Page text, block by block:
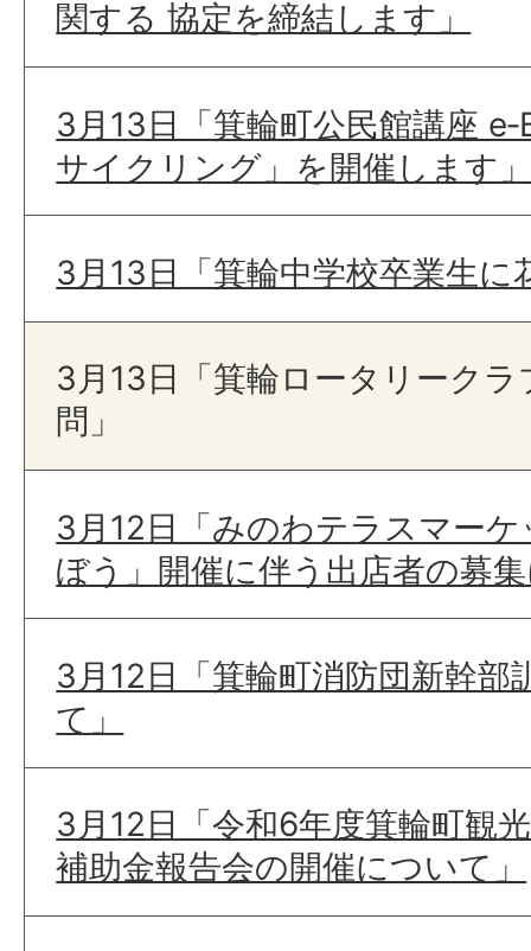
関する 協定を締結します」
3月13日「箕輪町公民館講座
サイクリング」を開催します
3月13日「箕輪中学校卒業生
3月13日「箕輪ロータリークラ
問」
3月12日「みのわテラスマー
ぼう」開催に伴う出店者の募
3月12日「箕輪町消防団新幹部
て」
3月12日「令和6年度箕輪町観
補助金報告会の開催について」